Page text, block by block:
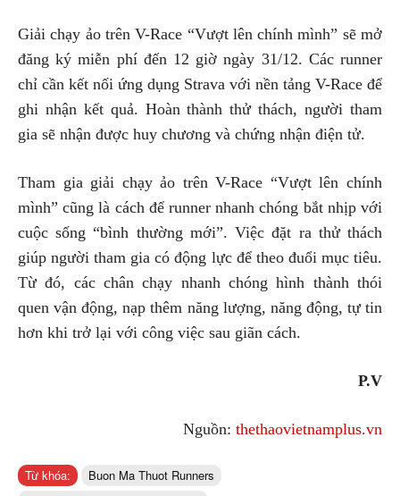
Giải chạy ảo trên V-Race “Vượt lên chính mình” sẽ mở
đăng ký miễn phí đến 12 giờ ngày 31/12. Các runner
chỉ cần kết nối ứng dụng Strava với nền tảng V-Race để
ghi nhận kết quả. Hoàn thành thử thách, người tham
gia sẽ nhận được huy chương và chứng nhận điện tử.
Tham gia giải chạy ảo trên V-Race “Vượt lên chính
mình” cũng là cách để runner nhanh chóng bắt nhịp với
cuộc sống “bình thường mới”. Việc đặt ra thử thách
giúp người tham gia có động lực để theo đuổi mục tiêu.
Từ đó, các chân chạy nhanh chóng hình thành thói
quen vận động, nạp thêm năng lượng, năng động, tự tin
hơn khi trở lại với công việc sau giãn cách.
P.V
Nguồn: thethaovietnamplus.vn
Từ khóa:
Buon Ma Thuot Runners